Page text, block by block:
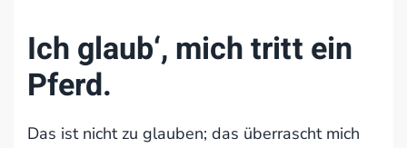
Ich glaub‘, mich tritt ein
Pferd.
Das ist nicht zu glauben; das überrascht mich